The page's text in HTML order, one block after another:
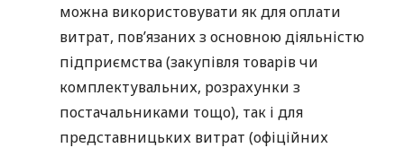
можна використовувати як для оплати
витрат, пов’язаних з основною діяльністю
підприємства (закупівля товарів чи
комплектувальних, розрахунки з
постачальниками тощо), так і для
представницьких витрат (офіційних